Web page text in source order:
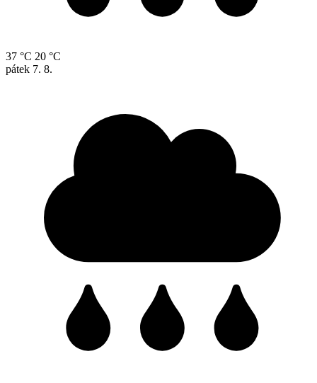
37 °C 20 °C
pátek 7. 8.